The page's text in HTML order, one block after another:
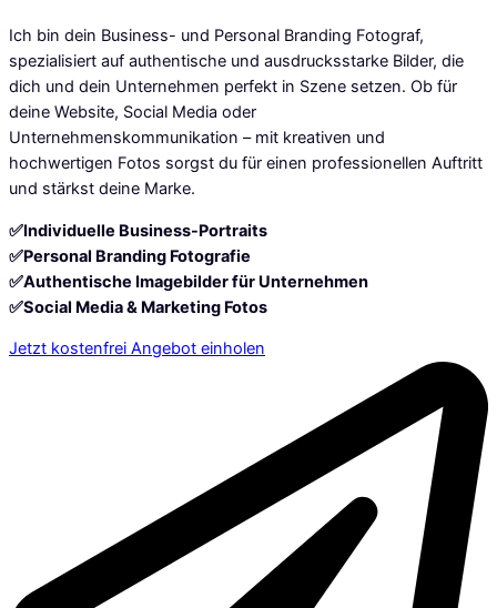
Ich bin dein Business- und Personal Branding Fotograf,
spezialisiert auf authentische und ausdrucksstarke Bilder, die
dich und dein Unternehmen perfekt in Szene setzen. Ob für
deine Website, Social Media oder
Unternehmenskommunikation – mit kreativen und
hochwertigen Fotos sorgst du für einen professionellen Auftritt
und stärkst deine Marke.
✅Individuelle Business-Portraits
✅Personal Branding Fotografie
✅Authentische Imagebilder für Unternehmen
✅Social Media & Marketing Fotos
Jetzt kostenfrei Angebot einholen